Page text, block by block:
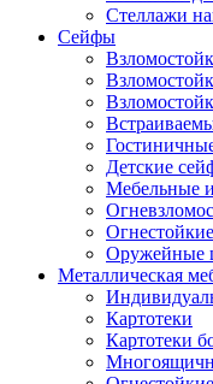
Стеллажи
Сейфы
Детские
Мебельные
Оружейные
Металлическая
Картотеки
Картотеки